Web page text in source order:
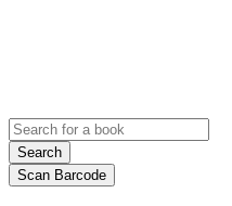
Search
Scan Barcode